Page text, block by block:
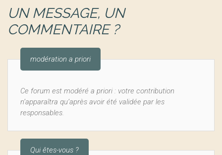
UN MESSAGE, UN
COMMENTAIRE ?
modération a priori
Ce forum est modéré a priori : votre contribution
n’apparaîtra qu’après avoir été validée par les
responsables.
Qui êtes-vous ?